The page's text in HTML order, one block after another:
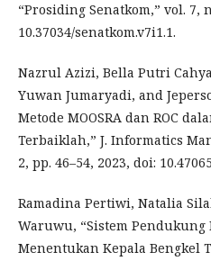
“Prosiding Senatkom,” vol. 7,
10.37034/senatkom.v7i1.1.
Nazrul Azizi, Bella Putri
Yuwan Jumaryadi, and
Metode MOOSRA dan ROC
Terbaiklah,” J. Informatics
2, pp. 46–54, 2023, doi:
Ramadina Pertiwi, Natalia
Waruwu, “Sistem Pendukung
Menentukan Kepala Bengkel